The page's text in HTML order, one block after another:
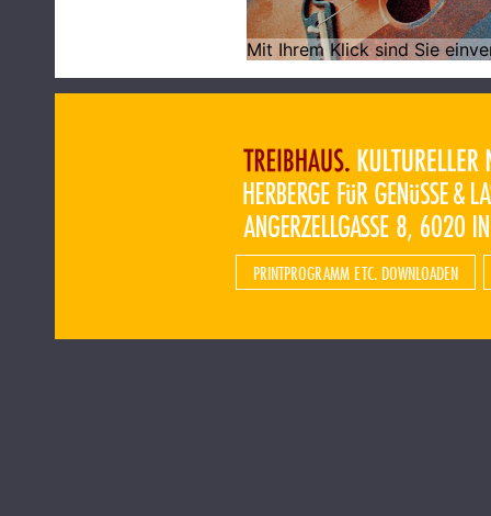
PRINTPROGRAMM ETC. DOWNLOADEN